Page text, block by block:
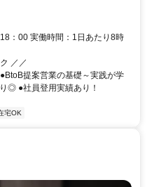
：00 実働時間：1日あたり8時
／／
提案営業の基礎～実践が学
◎ ●社員登用実績あり！
宅OK